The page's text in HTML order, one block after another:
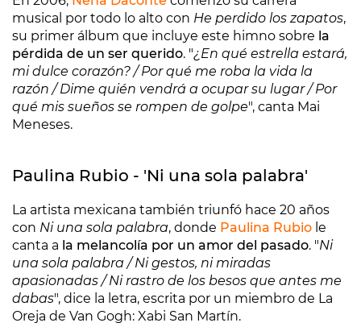
musical por todo lo alto con He perdido los zapatos,
su primer álbum que incluye este himno sobre la
pérdida de un ser querido. "¿En qué estrella estará,
mi dulce corazón? / Por qué me roba la vida la
razón / Dime quién vendrá a ocupar su lugar / Por
qué mis sueños se rompen de golpe", canta Mai
Meneses.
Paulina Rubio - 'Ni una sola palabra'
La artista mexicana también triunfó hace 20 años
con Ni una sola palabra, donde Paulina Rubio le
canta a la melancolía por un amor del pasado. "Ni
una sola palabra / Ni gestos, ni miradas
apasionadas / Ni rastro de los besos que antes me
dabas", dice la letra, escrita por un miembro de La
Oreja de Van Gogh: Xabi San Martín.